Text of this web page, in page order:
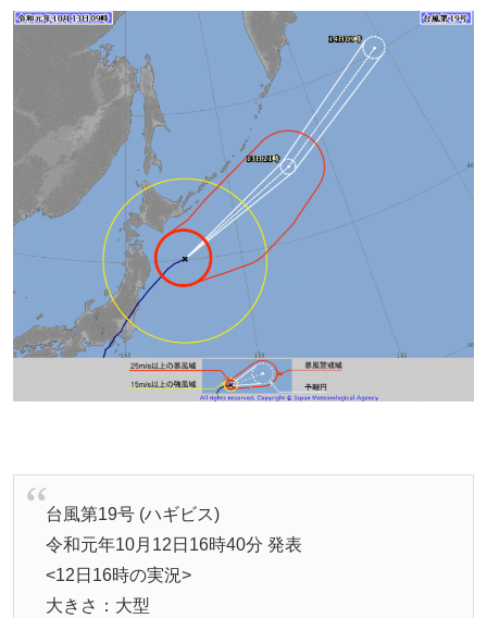
台風第19号 (ハギビス)
令和元年10月12日16時40分 発表
<12日16時の実況>
大きさ：大型